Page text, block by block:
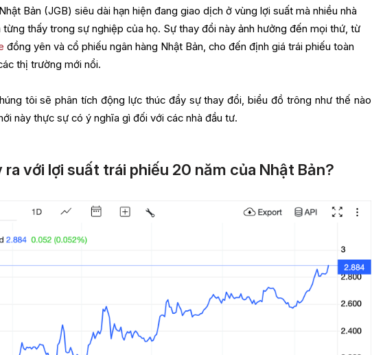
Bản (JGB) siêu dài hạn hiện đang giao dịch ở vùng lợi suất mà nhiều nhà
từng thấy trong sự nghiệp của họ. Sự thay đổi này ảnh hưởng đến mọi thứ, từ
đồng yên và cổ phiếu ngân hàng Nhật Bản, cho đến định giá trái phiếu toàn
thị trường mới nổi.
tôi sẽ phân tích động lực thúc đẩy sự thay đổi, biểu đồ trông như thế nào
này thực sự có ý nghĩa gì đối với các nhà đầu tư.
với lợi suất trái phiếu 20 năm của Nhật Bản?